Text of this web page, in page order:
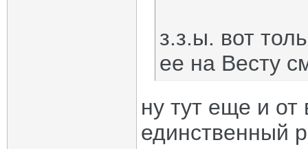
з.з.ы. вот
ее на Весту
ну тут еще и от
единственный